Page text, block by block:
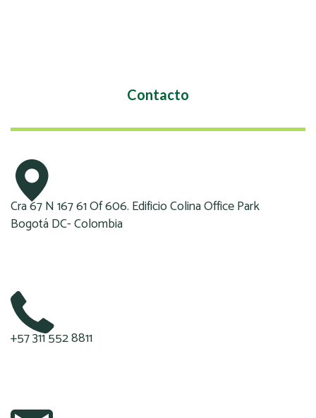
Contacto
Cra 67 N 167 61 Of 606. Edificio Colina Office Park
Bogotá DC- Colombia
+57 311 552 8811